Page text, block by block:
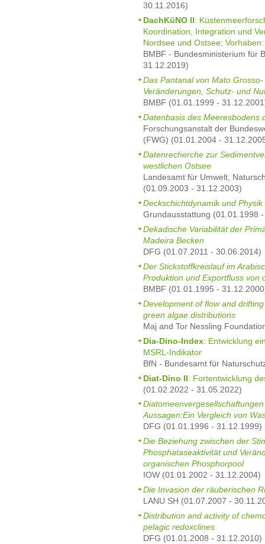
30.11.2016)
DachKüNO II:
Koordination, Integration und
Nordsee und Ostsee;
BMBF - Bundesministerium für
31.12.2019)
Das Pantanal von Mato
Veränderungen, Schutz- und
BMBF (01.01.1999 -
Datenbasis des Meeresbodens
Forschungsanstalt der
(FWG) (01.01.2004 -
Datenrecherche zur
westlichen Ostsee
Landesamt für Umwelt,
(01.09.2003 - 31.12.2003)
Deckschichtdynamik und
Grundausstattung (01.01.1998
Dekadische Variabilität der
Madeira Becken
DFG (01.07.2011 - 30.06.2014)
Der Stickstoffkreislauf im
Produktion und Exportfluss von
BMBF (01.01.1995 -
Development of flow and
green algae distributions
Maj and Tor Nessling
Dia-Dino-Index: Entwicklung
MSRL-Indikator
BfN - Bundesamt für
Diat-Dino II: Fortentwicklung
(01.02.2022 - 31.05.2022)
Aussagen:Ein Vergleich von
DFG (01.01.1996 - 31.12.1999)
Die Beziehung zwischen der
Phosphataseaktivität und
organischen Phosphorpool
IOW (01.01.2002 - 31.12.2004)
Die Invasion der räuberischen
LANU SH (01.07.2007 -
Distribution and activity of
pelagic redoxclines
DFG (01.01.2008 - 31.12.2010)